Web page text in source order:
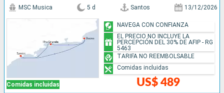
Comidas incluidas
MSC Musica 5 d Santos 13/12/2026
US$ 489
NAVEGA CON CONFIANZA
EL PRECIO NO INCLUYE LA
PERCEPCIÓN DEL 30% DE AFIP - RG
5463
TARIFA NO REEMBOLSABLE
Comidas incluidas